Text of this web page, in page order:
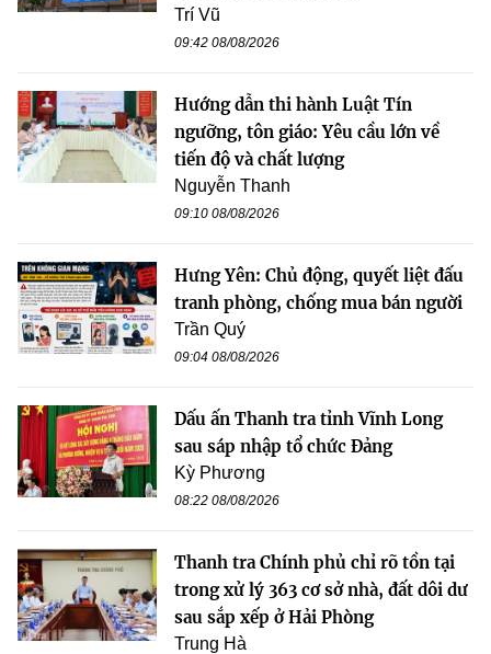
Trí Vũ
09:42 08/08/2026
Hướng dẫn thi hành Luật Tín
ngưỡng, tôn giáo: Yêu cầu lớn về
tiến độ và chất lượng
Nguyễn Thanh
09:10 08/08/2026
Hưng Yên: Chủ động, quyết liệt đấu
tranh phòng, chống mua bán người
Trần Quý
09:04 08/08/2026
Dấu ấn Thanh tra tỉnh Vĩnh Long
sau sáp nhập tổ chức Đảng
Kỳ Phương
08:22 08/08/2026
Thanh tra Chính phủ chỉ rõ tồn tại
trong xử lý 363 cơ sở nhà, đất dôi dư
sau sắp xếp ở Hải Phòng
Trung Hà